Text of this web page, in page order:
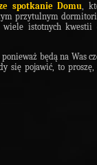
spotkanie Domu,
przytulnym
istotnych kwestii
będą na Was
się pojawić, to